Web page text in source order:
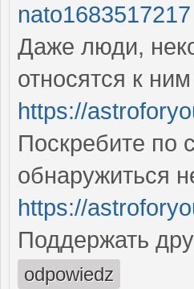
nato1683517217
Даже люди,
относятся к
https://
Поскребите по
обнаружиться
https://
Поддержать
odpowiedz